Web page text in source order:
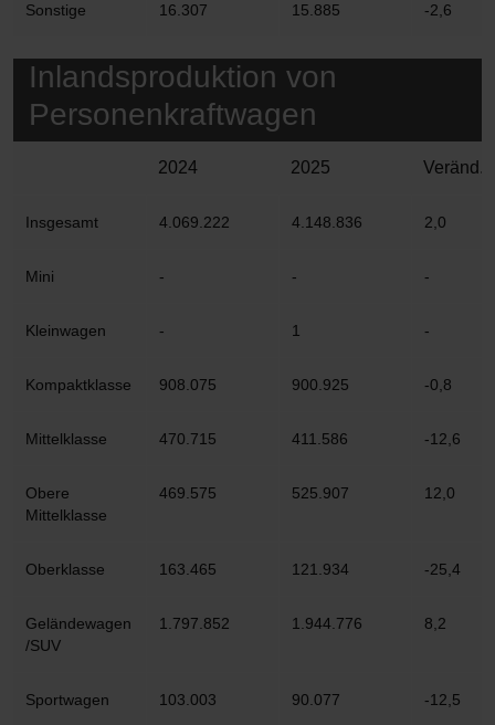
Sonstige 16.307 15.885 -2,6
Inlandsproduktion von
Personenkraftwagen
2024 2025 Veränd.
Insgesamt 4.069.222 4.148.836 2,0
Mini - - -
Kleinwagen - 1 -
Kompaktklasse 908.075 900.925 -0,8
Mittelklasse 470.715 411.586 -12,6
Obere
Mittelklasse
469.575 525.907 12,0
Oberklasse 163.465 121.934 -25,4
Geländewagen
/SUV
1.797.852 1.944.776 8,2
Sportwagen 103.003 90.077 -12,5